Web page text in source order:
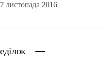
листопада 2016